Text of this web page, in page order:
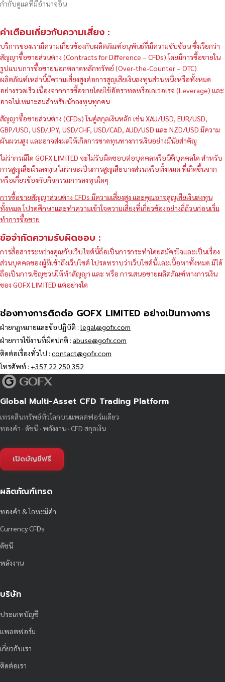
กำกับดูแลที่มีอำนาจอื่น
คำเตือนเกี่ยวกับความเสี่ยง :
บริการของเรามีความเกี่ยวข้องกับผลิตภัณฑ์อนุพันธ์ที่มีความซับซ้อน ซึ่งเรียกว่า
สัญญาซื้อขายส่วนต่าง (Contracts for Difference – CFDs) โดยมีการซื้อขายใน
รูปแบบการซื้อขายนอกตลาดหลักทรัพย์ (Over-the-Counter – OTC)
ผลิตภัณฑ์เหล่านี้มีความเสี่ยงสูงต่อการสูญเสียเงินลงทุนส่วนหนึ่งหรือทั้งหมด
อย่างรวดเร็ว เนื่องจากการซื้อขายโดยใช้อัตราทดหรือเลเวอเรจ (Leverage) และ
อาจไม่เหมาะสมสำหรับนักลงทุนทุกคน
สัญญาซื้อขายส่วนต่าง (CFDs) ในคู่สกุลเงินหลัก เช่น XAU/USD, EUR/USD,
GBP/USD, USD/JPY, USD/CHF, USD/CAD, AUD/USD และ NZD/USD มีความ
ผันผวนสูง และอาจส่งผลให้เกิดการขาดทุนทางการเงินอย่างมีนัยสำคัญ
ไม่ว่ากรณีใด GOFX LIMITED จะไม่รับผิดชอบต่อบุคคลหรือนิติบุคคลใด สำหรับ
การสูญเสียเงินลงทุน ไม่ว่าจะเป็นการสูญเสียบางส่วนหรือทั้งหมด ที่เกิดขึ้นจาก
หรือเกี่ยวข้องกับกิจกรรมการลงทุนใดๆ
การซื้อขายสัญญาส่วนต่าง CFDs มีความเสี่ยงสูง และคุณอาจสูญเสียเงินลงทุน
ทั้งหมด โปรดศึกษาและทำความเข้าใจความเสี่ยงที่เกี่ยวข้องอย่างถี่ถ้วนก่อนเริ่ม
ทำการซื้อขาย
ข้อจำกัดความรับผิดชอบ :
การสื่อสารระหว่างคุณกับเว็บไซต์นี้ถือเป็นการกระทำโดยสมัครใจและเป็นเรื่อง
ส่วนบุคคลของผู้ที่เข้าถึงเว็บไซต์ โปรดทราบว่าเว็บไซต์นี้และเนื้อหาทั้งหมด มิได้
ถือเป็นการเชิญชวนให้ทำสัญญา และ หรือ การเสนอขายผลิตภัณฑ์ทางการเงิน
ของ GOFX LIMITED แต่อย่างใด
ช่องทางการติดต่อ GOFX LIMITED อย่างเป็นทางการ
ฝ่ายกฎหมายและข้อปฏิบัติ : legal@gofx.com
ฝ่ายการใช้งานที่ผิดปกติ : abuse@gofx.com
ติดต่อเรื่องทั่วไป : contact@gofx.com
โทรศัพท์ : +357 22 250 352
Global Multi-Asset CFD Trading Platform
เทรดสินทรัพย์ทั่วโลกบนแพลตฟอร์มเดียว
ทองคำ · ดัชนี · พลังงาน · CFD สกุลเงิน
เปิดบัญชีฟรี
ผลิตภัณฑ์เทรด
ทองคำ & โลหะมีค่า
Currency CFDs
ดัชนี
พลังงาน
บริษัท
ประเภทบัญชี
แพลตฟอร์ม
เกี่ยวกับเรา
ติดต่อเรา